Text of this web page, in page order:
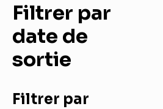
Filtrer par
date de
sortie
Filtrer par